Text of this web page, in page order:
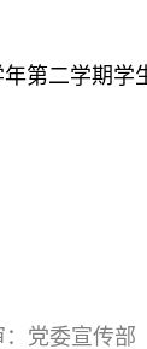
年第二学期学
：党委宣传部